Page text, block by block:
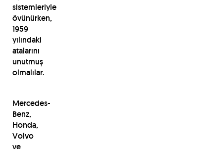
sistemleriyle
övünürken,
1959
yılındaki
atalarını
unutmuş
olmalılar.
Mercedes-
Benz,
Honda,
Volvo
ve